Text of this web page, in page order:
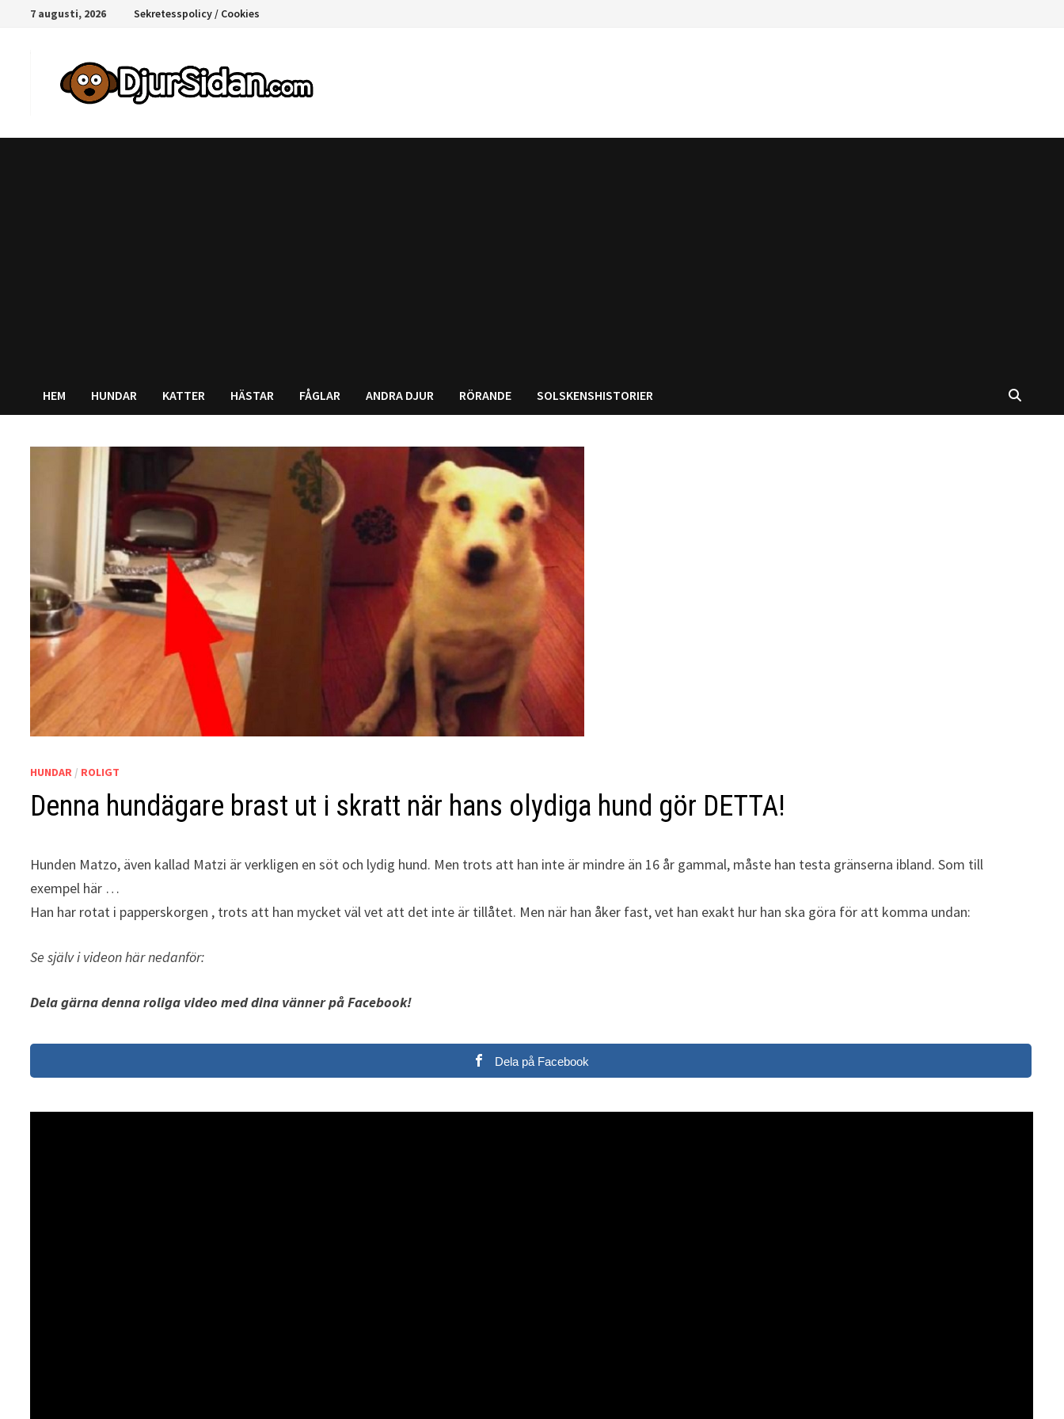
Hoppa7 augusti, 2026 Sekretesspolicy / Cookies
HEM HUNDAR KATTER HÄSTAR FÅGLAR ANDRA DJUR RÖRANDE SOLSKENSHISTORIER
HUNDAR / ROLIGT
Denna hundägare brast ut i skratt när hans olydiga hund gör DETTA!
Hunden Matzo, även kallad Matzi är verkligen en söt och lydig hund. Men trots att han inte är mindre än 16 år gammal, måste han testa gränserna ibland. Som till
exempel här …
Han har rotat i papperskorgen , trots att han mycket väl vet att det inte är tillåtet. Men när han åker fast, vet han exakt hur han ska göra för att komma undan:
Se själv i videon här nedanför:
Dela gärna denna roliga video med dina vänner på Facebook!
Dela på Facebook